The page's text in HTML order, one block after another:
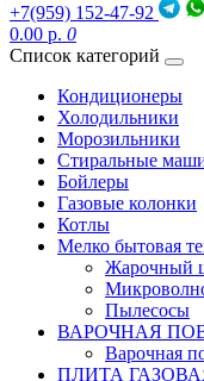
+7(959) 152-47-92
0.00 р. 0
Список категорий
Кондиционеры
Холодильники
Морозильники
Стиральные
Бойлеры
Газовые колонки
Котлы
Мелко бытовая
Жарочный
Пылесосы
ВАРОЧНАЯ
Варочная
ПЛИТА